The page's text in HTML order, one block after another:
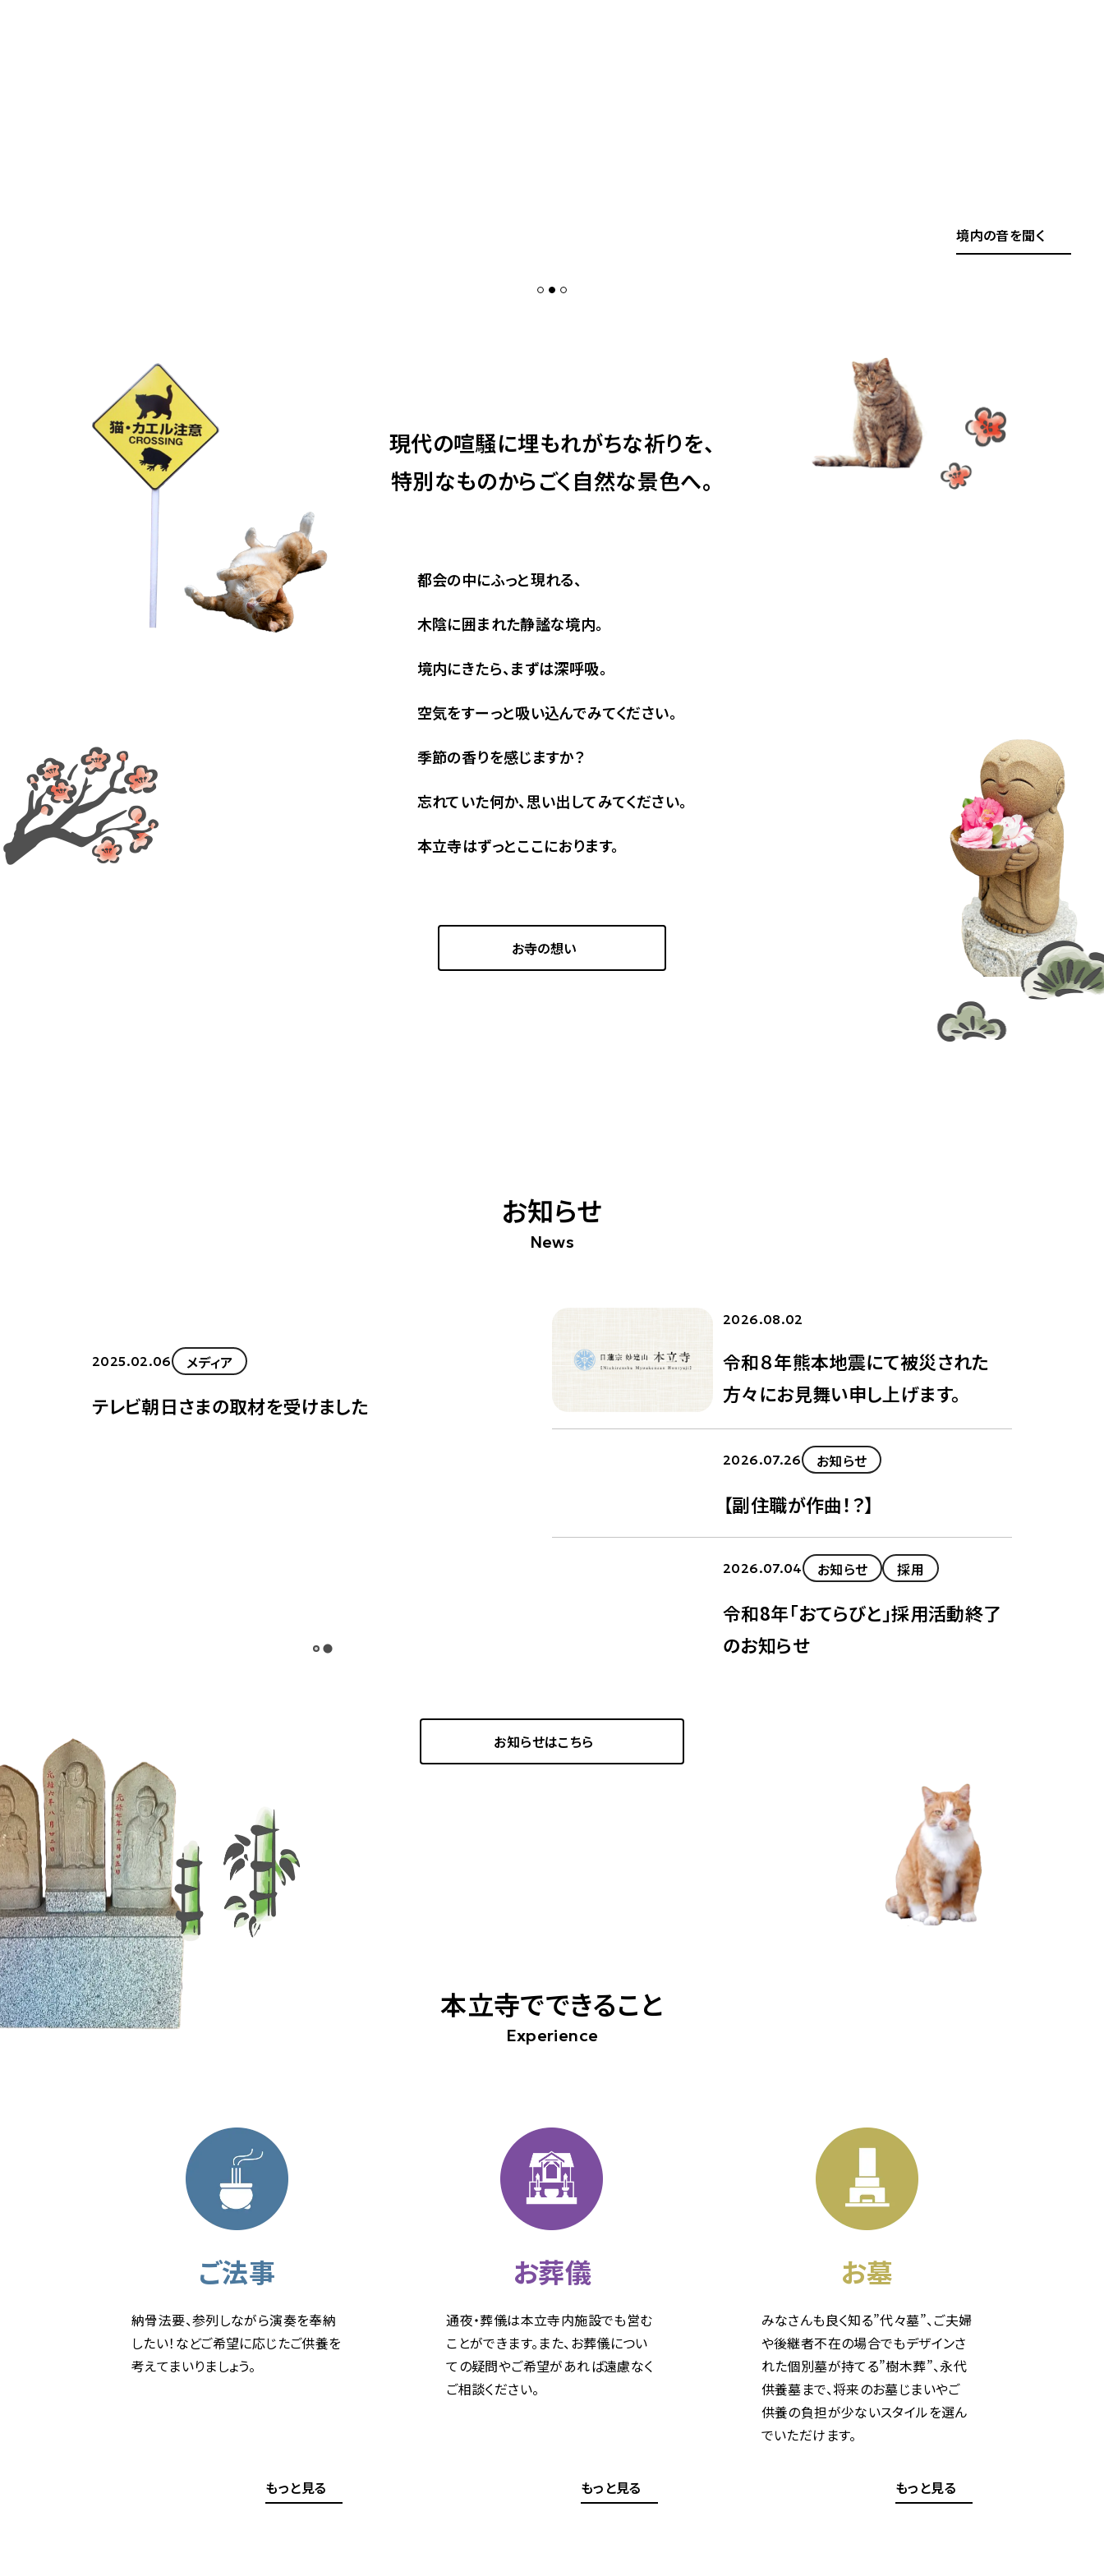
境内の音を聞く
現代の喧騒に埋もれがちな祈りを、
特別なものからごく自然な景色へ。
都会の中にふっと現れる、
木陰に囲まれた静謐な境内。
境内にきたら、まずは深呼吸。
空気をすーっと吸い込んでみてください。
季節の香りを感じますか？
忘れていた何か、思い出してみてください。
本立寺はずっとここにおります。
お寺の想い
お知らせ
2025.02.06 メディア
テレビ朝日さまの取材を受けました
2026.05.08 採用
令和８年度スタッフ募集のお知らせ
2025.02.06
テレビ朝日さまの取材
2026.08.02
令和８年熊本地震にて被災された
方々にお見舞い申し上げます。
2026.07.26 お知らせ
【副住職が作曲！？】
2026.07.04 お知らせ 採用
令和8年「おてらびと」採用活動終了
のお知らせ
お知らせはこちら
本立寺でできること
ご法事
納骨法要、参列しながら演奏を奉納
したい！などご希望に応じたご供養を
考えてまいりましょう。
もっと見る
お葬儀
通夜・葬儀は本立寺内施設でも営む
ことができます。また、お葬儀につい
ての疑問やご希望があれば遠慮なく
ご相談ください。
もっと見る
お墓
みなさんも良く知る”代々墓”、ご夫婦
や後継者不在の場合でもデザインさ
れた個別墓が持てる”樹木葬”、永代
供養墓まで、将来のお墓じまいやご
供養の負担が少ないスタイルを選ん
でいただけます。
もっと見る